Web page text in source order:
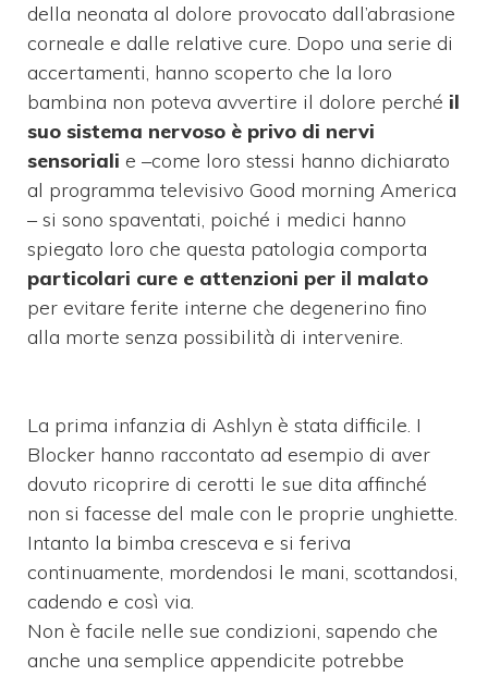
della neonata al dolore provocato dall’abrasione
corneale e dalle relative cure. Dopo una serie di
accertamenti, hanno scoperto che la loro
bambina non poteva avvertire il dolore perché il
suo sistema nervoso è privo di nervi
sensoriali e –come loro stessi hanno dichiarato
al programma televisivo Good morning America
– si sono spaventati, poiché i medici hanno
spiegato loro che questa patologia comporta
particolari cure e attenzioni per il malato
per evitare ferite interne che degenerino fino
alla morte senza possibilità di intervenire.
La prima infanzia di Ashlyn è stata difficile. I
Blocker hanno raccontato ad esempio di aver
dovuto ricoprire di cerotti le sue dita affinché
non si facesse del male con le proprie unghiette.
Intanto la bimba cresceva e si feriva
continuamente, mordendosi le mani, scottandosi,
cadendo e così via.
Non è facile nelle sue condizioni, sapendo che
anche una semplice appendicite potrebbe